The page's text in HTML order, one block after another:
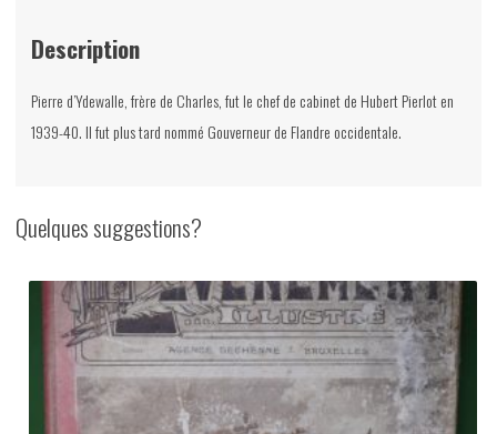
Description
Pierre d’Ydewalle, frère de Charles, fut le chef de cabinet de Hubert Pierlot en
1939-40. Il fut plus tard nommé Gouverneur de Flandre occidentale.
Quelques suggestions?